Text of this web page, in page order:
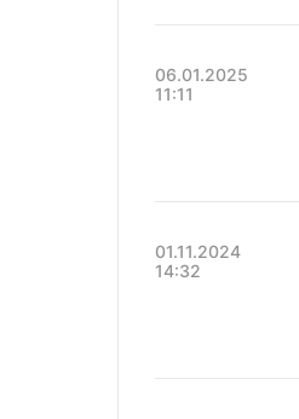
06.01.2025
11:11
01.11.2024
14:32